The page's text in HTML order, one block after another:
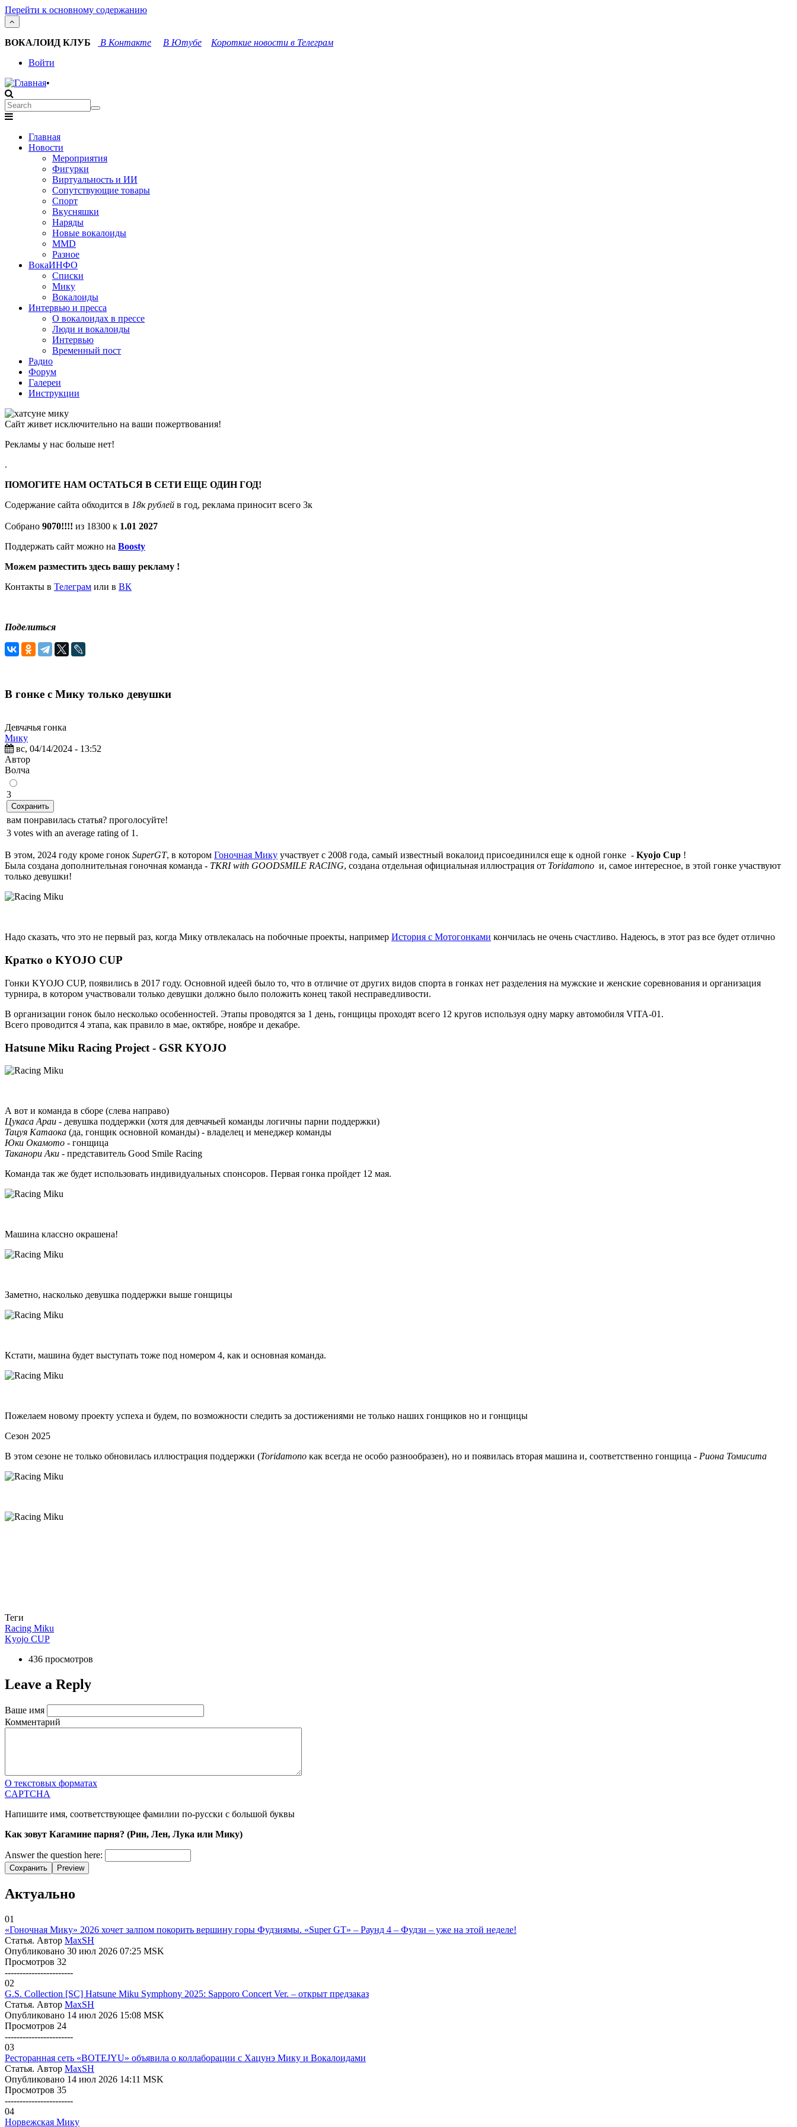
Перейти к основному содержанию
ВОКАЛОИД КЛУБ В Контакте В Ютубе Короткие новости в Телеграм
User
account
menu
Войти
•
Search
Search
navigation
Главная
Новости
Мероприятия
Фигурки
Виртуальность и ИИ
Сопутствующие товары
Спорт
Вкусняшки
Наряды
Новые вокалоиды
MMD
Разное
ВокаИНФО
Списки
Мику
Вокалоиды
Интервью и пресса
О вокалоидах в прессе
Люди и вокалоиды
Интервью
Временный пост
Радио
Форум
Галереи
Инструкции
Сайт живет исключительно на ваши пожертвования!
Рекламы у нас больше нет!
.
ПОМОГИТЕ НАМ ОСТАТЬСЯ В СЕТИ ЕЩЕ ОДИН ГОД!
Содержание сайта обходится в 18к рублей в год, реклама приносит всего 3к
Собрано 9070!!!! из 18300 к 1.01 2027
Поддержать сайт можно на Boosty
Можем разместить здесь вашу рекламу !
Контакты в Телеграм или в ВК
Поделиться
В гонке с Мику только девушки
Девчачья гонка
Мику
вс, 04/14/2024 - 13:52
Автор
Волчa
3
Сохранить
вам понравилась статья? проголосуйте!
3 votes with an average rating of 1.
В этом, 2024 году кроме гонок SuperGT, в котором Гоночная Мику участвует с 2008 года, самый известный вокалоид присоединился еще к одной гонке - Kyojo Cup !
Была создана дополнительная гоночная команда - TKRI with GOODSMILE RACING, создана отдельная официальная иллюстрация от Toridamono и, самое интересное, в этой гонке участвуют
только девушки!
Надо сказать, что это не первый раз, когда Мику отвлекалась на побочные проекты, например История с Мотогонками кончилась не очень счастливо. Надеюсь, в этот раз все будет отлично
Кратко о KYOJO CUP
Гонки KYOJO CUP, появились в 2017 году. Основной идеей было то, что в отличие от других видов спорта в гонках нет разделения на мужские и женские соревнования и организация
турнира, в котором участвовали только девушки должно было положить конец такой несправедливости.
В организации гонок было несколько особенностей. Этапы проводятся за 1 день, гонщицы проходят всего 12 кругов используя одну марку автомобиля VITA-01.
Всего проводится 4 этапа, как правило в мае, октябре, ноябре и декабре.
Hatsune Miku Racing Project - GSR KYOJO
А вот и команда в сборе (слева направо)
Цукаса Араи - девушка поддержки (хотя для девчачьей команды логичны парни поддержки)
Тацуя Катаока (да, гонщик основной команды) - владелец и менеджер команды
Юки Окамото - гонщица
Таканори Аки - представитель Good Smile Racing
Команда так же будет использовать индивидуальных спонсоров. Первая гонка пройдет 12 мая.
Машина классно окрашена!
Заметно, насколько девушка поддержки выше гонщицы
Кстати, машина будет выступать тоже под номером 4, как и основная команда.
Пожелаем новому проекту успеха и будем, по возможности следить за достижениями не только наших гонщиков но и гонщицы
Сезон 2025
В этом сезоне не только обновилась иллюстрация поддержки (Toridamono как всегда не особо разнообразен), но и появилась вторая машина и, соответственно гонщица - Риона Томисита
Теги
Racing Miku
Kyojo CUP
436 просмотров
Leave a Reply
Ваше имя
Комментарий
О текстовых форматах
CAPTCHA
Напишите имя, соответствующее фамилии по-русски с большой буквы
Как зовут Кагамине парня? (Рин, Лен, Лука или Мику)
Answer the question here:
Сохранить Preview
Актуально
01
«Гоночная Мику» 2026 хочет залпом покорить вершину горы Фудзиямы. «Super GT» – Раунд 4 – Фудзи – уже на этой неделе!
Статья. Автор MaxSH
Опубликовано 30 июл 2026 07:25 MSK
Просмотров 32
-----------------------
02
G.S. Collection [SC] Hatsune Miku Symphony 2025: Sapporo Concert Ver. – открыт предзаказ
Статья. Автор MaxSH
Опубликовано 14 июл 2026 15:08 MSK
Просмотров 24
-----------------------
03
Ресторанная сеть «BOTEJYU» объявила о коллаборации с Хацунэ Мику и Вокалоидами
Статья. Автор MaxSH
Опубликовано 14 июл 2026 14:11 MSK
Просмотров 35
-----------------------
04
Норвежская Мику